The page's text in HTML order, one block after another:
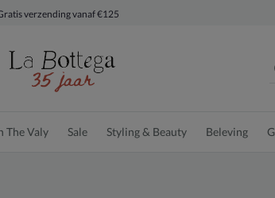
verzending vanaf €125
The Valy Sale Styling & Beauty Beleving